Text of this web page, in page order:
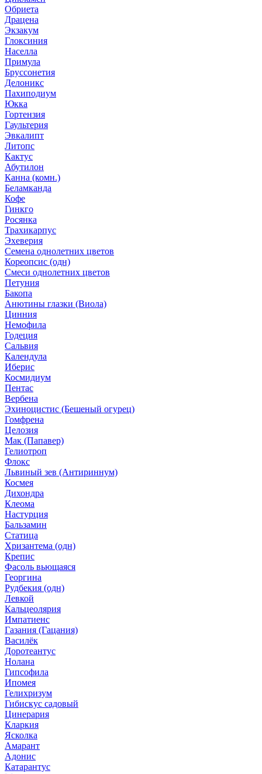
Обриета
Драцена
Экзакум
Глоксиния
Населла
Примула
Бруссонетия
Делоникс
Пахиподиум
Юкка
Гортензия
Гаультерия
Эвкалипт
Литопс
Кактус
Абутилон
Канна (комн.)
Беламканда
Кофе
Гинкго
Росянка
Трахикарпус
Эхеверия
Семена однолетних цветов
Кореопсис (одн)
Смеси однолетних цветов
Петуния
Бакопа
Анютины глазки (Виола)
Цинния
Немофила
Годеция
Сальвия
Календула
Иберис
Космидиум
Пентас
Вербена
Эхиноцистис (Бешеный огурец)
Гомфрена
Целозия
Мак (Папавер)
Гелиотроп
Флокс
Львиный зев (Антириннум)
Космея
Дихондра
Клеома
Настурция
Бальзамин
Статица
Хризантема (одн)
Крепис
Фасоль вьющаяся
Георгина
Рудбекия (одн)
Левкой
Кальцеолярия
Импатиенс
Газания (Гацания)
Василёк
Доротеантус
Нолана
Гипсофила
Ипомея
Гелихризум
Гибискус садовый
Цинерария
Кларкия
Ясколка
Амарант
Адонис
Катарантус